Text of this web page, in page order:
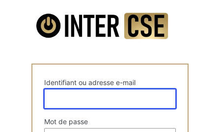
connecter
Identifiant ou adresse e-mail
Mot de passe